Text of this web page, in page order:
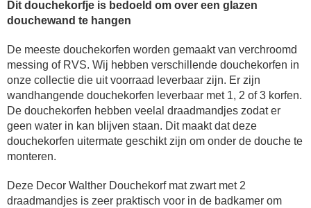
Dit douchekorfje is bedoeld om over een glazen
douchewand te hangen
De meeste douchekorfen worden gemaakt van verchroomd
messing of RVS. Wij hebben verschillende douchekorfen in
onze collectie die uit voorraad leverbaar zijn. Er zijn
wandhangende douchekorfen leverbaar met 1, 2 of 3 korfen.
De douchekorfen hebben veelal draadmandjes zodat er
geen water in kan blijven staan. Dit maakt dat deze
douchekorfen uitermate geschikt zijn om onder de douche te
monteren.
Deze Decor Walther Douchekorf mat zwart met 2
draadmandjes is zeer praktisch voor in de badkamer om